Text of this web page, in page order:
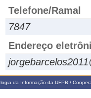
Telefone/Ramal
7847
Endereço
da Informação da UFPB /